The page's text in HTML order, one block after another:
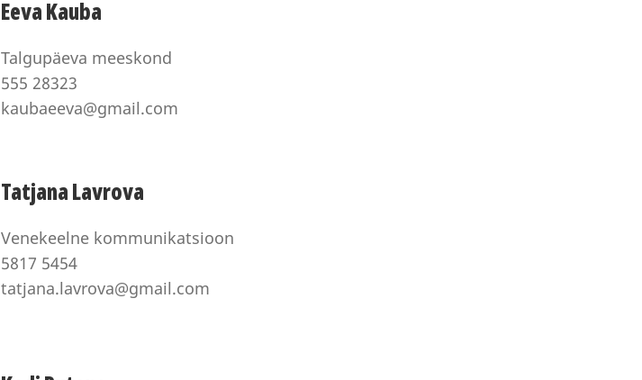
Eeva Kauba
Talgupäeva meeskond
555 28323
kaubaeeva@gmail.com
Tatjana Lavrova
Venekeelne kommunikatsioon
5817 5454
tatjana.lavrova@gmail.com